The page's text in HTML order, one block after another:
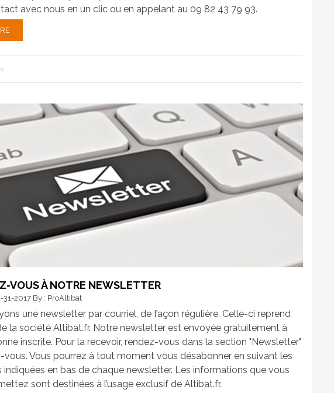
avec nous en un clic ou en appelant au 09 82 43 79 93.
VOUS À NOTRE NEWSLETTER
31-2017 By : ProAltibat
une newsletter par courriel, de façon régulière. Celle-ci reprend
la société Altibat.fr. Notre newsletter est envoyée gratuitement à
inscrite. Pour la recevoir, rendez-vous dans la section "Newsletter"
vous. Vous pourrez à tout moment vous désabonner en suivant les
indiquées en bas de chaque newsletter. Les informations que vous
sont destinées à l’usage exclusif de Altibat.fr.